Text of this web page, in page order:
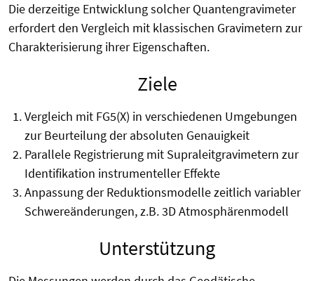
Die derzeitige Entwicklung solcher Quantengravimeter
erfordert den Vergleich mit klassischen Gravimetern zur
Charakterisierung ihrer Eigenschaften.
Ziele
Vergleich mit FG5(X) in verschiedenen Umgebungen
zur Beurteilung der absoluten Genauigkeit
Parallele Registrierung mit Supraleitgravimetern zur
Identifikation instrumenteller Effekte
Anpassung der Reduktionsmodelle zeitlich variabler
Schwereänderungen, z.B. 3D Atmosphärenmodell
Unterstützung